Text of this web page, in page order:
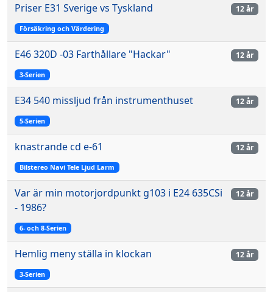
Priser E31 Sverige vs Tyskland
Försäkring och Värdering
12 år
E46 320D -03 Farthållare "Hackar"
3-Serien
12 år
E34 540 missljud från instrumenthuset
5-Serien
12 år
knastrande cd e-61
Bilstereo Navi Tele Ljud Larm
12 år
Var är min motorjordpunkt g103 i E24 635CSi
- 1986?
6- och 8-Serien
12 år
Hemlig meny ställa in klockan
3-Serien
12 år